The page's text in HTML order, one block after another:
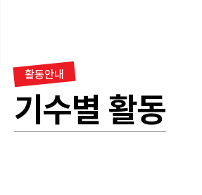
활동안내
기수별 활동